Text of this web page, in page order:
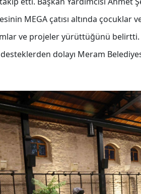
MEGA çatısı altında
ve projeler yürüttüğünü belirtti.
dolayı Meram